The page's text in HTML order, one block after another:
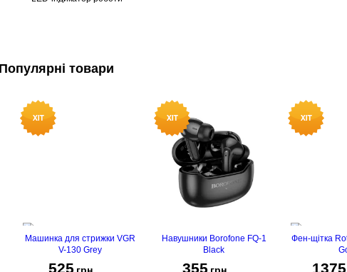
товари
Машинка для стрижки VGR
V-130 Grey
525
Навушники Borofone FQ-1
Black
355
Фен-щітка
1375